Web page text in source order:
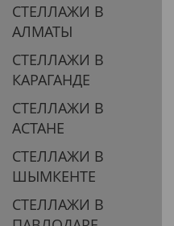
СТЕЛЛАЖИ В
АЛМАТЫ
СТЕЛЛАЖИ В
КАРАГАНДЕ
СТЕЛЛАЖИ В
АСТАНЕ
СТЕЛЛАЖИ В
ШЫМКЕНТЕ
СТЕЛЛАЖИ В